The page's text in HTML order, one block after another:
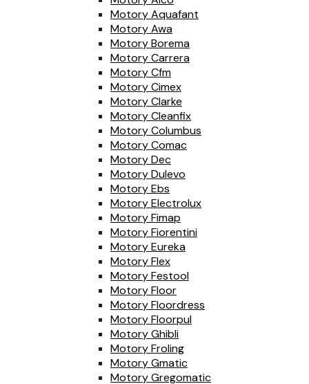
Motory Aquafant
Motory Awa
Motory Borema
Motory Carrera
Motory Cfm
Motory Cimex
Motory Clarke
Motory Cleanfix
Motory Columbus
Motory Comac
Motory Dec
Motory Dulevo
Motory Ebs
Motory Electrolux
Motory Fimap
Motory Fiorentini
Motory Eureka
Motory Flex
Motory Festool
Motory Floor
Motory Floordress
Motory Floorpul
Motory Ghibli
Motory Froling
Motory Gmatic
Motory Gregomatic